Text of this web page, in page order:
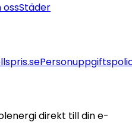
ossStäder
direkt till din e-